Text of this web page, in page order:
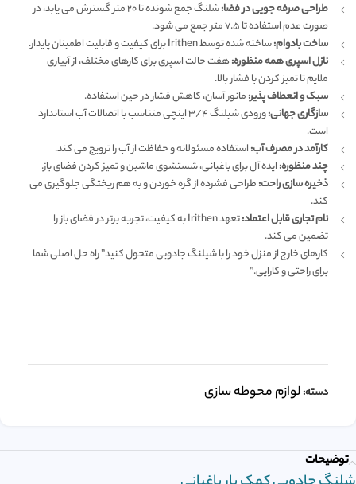
طراحی صرفه جویی در فضا:
شلنگ جمع شونده تا 20 متر گسترش می یابد، در
صورت عدم استفاده تا 7.5 متر جمع می شود.
ساخت بادوام:ساخته شده توسط Irithen برای کیفیت و قابلیت اطمینان پایدار.
نازل اسپری همه منظوره:هفت حالت اسپری برای کارهای مختلف، از آبیاری
ملایم تا تمیز کردن با فشار بالا.
سبک و انعطاف پذیر:مانور آسان، کاهش فشار در حین استفاده.
سازگاری جهانی:
ورودی شیلنگ 3/4 اینچی متناسب با اتصالات آب استاندارد
است.
کارآمد در مصرف آب:استفاده مسئولانه و حفاظت از آب را ترویج می کند.
چند منظوره:ایده آل برای باغبانی، شستشوی ماشین و تمیز کردن فضای باز.
ذخیره سازی راحت:طراحی فشرده از گره خوردن و به هم ریختگی جلوگیری می
کند.
نام تجاری قابل اعتماد:
تعهد Irithen به کیفیت، تجربه برتر در فضای باز را
تضمین می کند.
کارهای خارج از منزل خود را با شیلنگ جادویی متحول کنید” راه حل اصلی شما
برای راحتی و کارایی.”
دسته:لوازم محوطه سازی
توضیحات